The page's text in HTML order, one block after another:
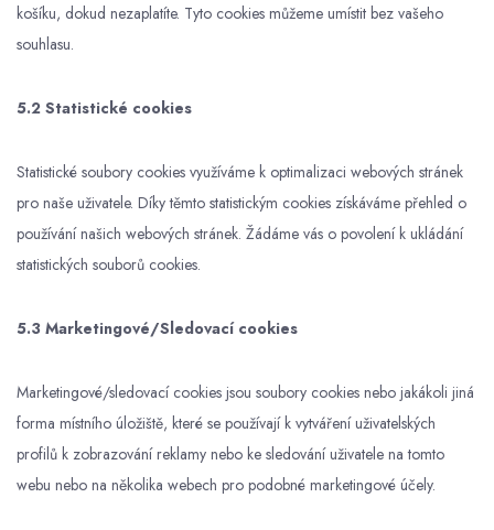
košíku, dokud nezaplatíte. Tyto cookies můžeme umístit bez vašeho
souhlasu.
5.2 Statistické cookies
Statistické soubory cookies využíváme k optimalizaci webových stránek
pro naše uživatele. Díky těmto statistickým cookies získáváme přehled o
používání našich webových stránek. Žádáme vás o povolení k ukládání
statistických souborů cookies.
5.3 Marketingové/Sledovací cookies
Marketingové/sledovací cookies jsou soubory cookies nebo jakákoli jiná
forma místního úložiště, které se používají k vytváření uživatelských
profilů k zobrazování reklamy nebo ke sledování uživatele na tomto
webu nebo na několika webech pro podobné marketingové účely.